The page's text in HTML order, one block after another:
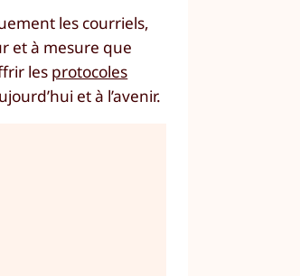
les courriels,
et à mesure que
les protocoles
et à l’avenir.